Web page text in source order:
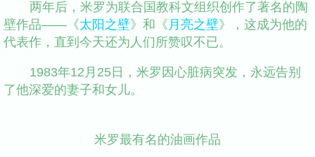
两年后，米罗为联合国教科文组织创作了著名的陶
壁作品——《太阳之壁》和《 月亮之壁》，这成为他的
代表作，直到今天还为人们所赞叹不已。
1983年12月25日，米罗因心脏病突发，永远告别
了他深爱的妻子和女儿。
米罗最有名的油画作品